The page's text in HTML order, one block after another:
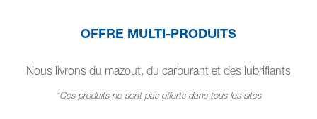
OFFRE MULTI-PRODUITS
Nous livrons du mazout, du carburant et des lubrifiants
*Ces produits ne sont pas offerts dans tous les sites